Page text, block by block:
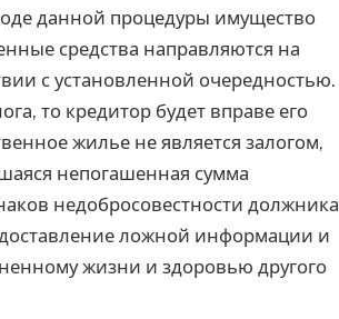
данной процедуры имущество
средства направляются на
с установленной очередностью.
то кредитор будет вправе его
жилье не является залогом,
непогашенная сумма
недобросовестности должника
ложной информации и
жизни и здоровью другого